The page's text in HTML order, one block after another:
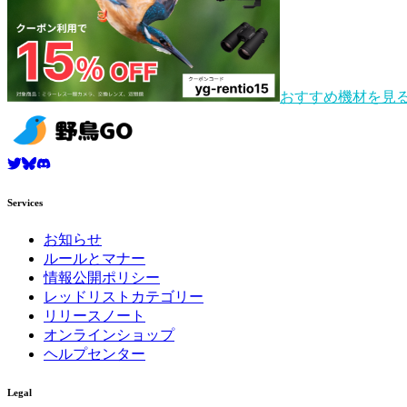
おすすめ機材を見
Services
お知らせ
ルールとマナー
情報公開ポリシー
レッドリストカテゴリー
リリースノート
オンラインショップ
ヘルプセンター
Legal